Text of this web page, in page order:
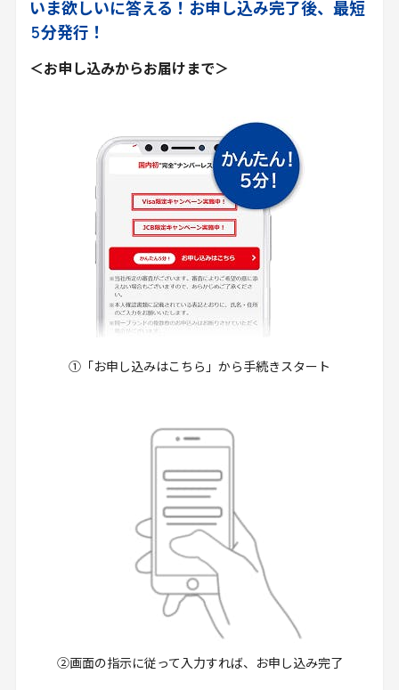
いま欲しいに答える！お申し込み完了後、最短
5分発行！
＜お申し込みからお届けまで＞
①「お申し込みはこちら」から手続きスタート
②画面の指示に従って入力すれば、お申し込み完了